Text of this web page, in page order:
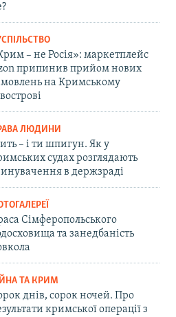
– не Росія»: маркетплейс
припинив прийом нових
на Кримському
ЛЮДИНИ
– і ти шпигун. Як у
судах розглядають
в держзраді
Сімферопольського
та занедбаність
ТА КРИМ
днів, сорок ночей. Про
кримської операції з